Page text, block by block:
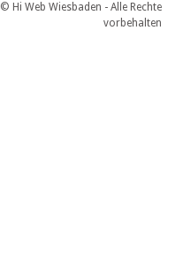
© Hi Web Wiesbaden - Alle Rechte
vorbehalten